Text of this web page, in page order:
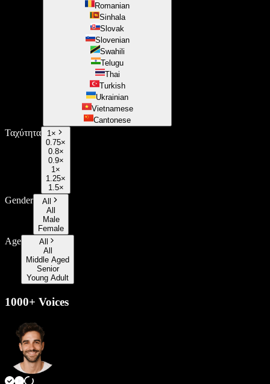
Romanian
Sinhala
Slovak
Slovenian
Swahili
Telugu
Thai
Turkish
Ukrainian
Vietnamese
Cantonese
Ταχύτητα 1×
0.75×
0.8×
0.9×
1×
1.25×
1.5×
Gender
All
All
Male
Female
Age
All
All
Middle Aged
Senior
Young Adult
1000+ Voices